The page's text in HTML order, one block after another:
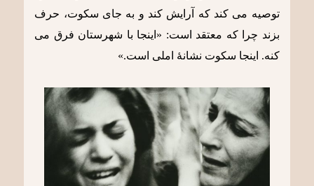
توصیه می کند که آرایش کند و به جای سکوت، حرف
بزند چرا که معتقد است: «اینجا با شهرستان فرق می
کنه. اینجا سکوت نشانۀ املی است.»